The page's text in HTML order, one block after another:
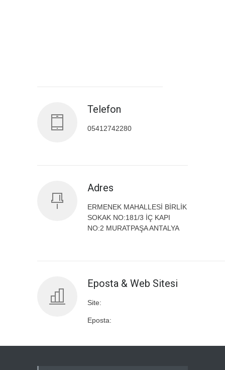
Telefon
05412742280
Adres
ERMENEK MAHALLESİ BİRLİK
SOKAK NO:181/3 İÇ KAPI
NO:2 MURATPAŞA ANTALYA
Eposta & Web Sitesi
Site:
Eposta: